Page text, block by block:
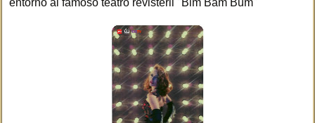
entorno al famoso teatro revisteril "Bim Bam Bum"